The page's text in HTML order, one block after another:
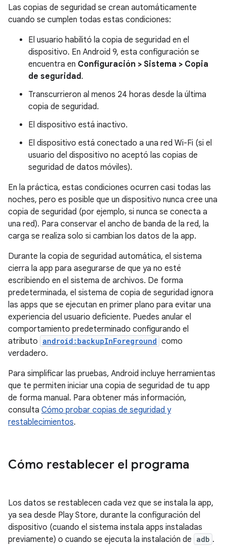
Las copias de seguridad se crean automáticamente
cuando se cumplen todas estas condiciones:
El usuario habilitó la copia de seguridad en el
dispositivo. En Android 9, esta configuración se
encuentra en Configuración > Sistema > Copia
de seguridad.
Transcurrieron al menos 24 horas desde la última
copia de seguridad.
El dispositivo está inactivo.
El dispositivo está conectado a una red Wi-Fi (si el
usuario del dispositivo no aceptó las copias de
seguridad de datos móviles).
En la práctica, estas condiciones ocurren casi todas las
noches, pero es posible que un dispositivo nunca cree una
copia de seguridad (por ejemplo, si nunca se conecta a
una red). Para conservar el ancho de banda de la red, la
carga se realiza solo si cambian los datos de la app.
Durante la copia de seguridad automática, el sistema
cierra la app para asegurarse de que ya no esté
escribiendo en el sistema de archivos. De forma
predeterminada, el sistema de copia de seguridad ignora
las apps que se ejecutan en primer plano para evitar una
experiencia del usuario deficiente. Puedes anular el
comportamiento predeterminado configurando el
atributo android:backupInForeground como
verdadero.
Para simplificar las pruebas, Android incluye herramientas
que te permiten iniciar una copia de seguridad de tu app
de forma manual. Para obtener más información,
consulta Cómo probar copias de seguridad y
restablecimientos.
Cómo restablecer el programa
Los datos se restablecen cada vez que se instala la app,
ya sea desde Play Store, durante la configuración del
dispositivo (cuando el sistema instala apps instaladas
previamente) o cuando se ejecuta la instalación de adb .